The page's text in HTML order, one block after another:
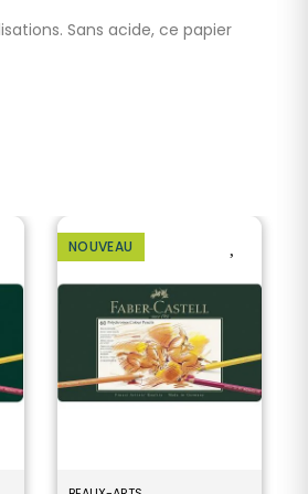
Sans acide, ce papier
NOUVEAU